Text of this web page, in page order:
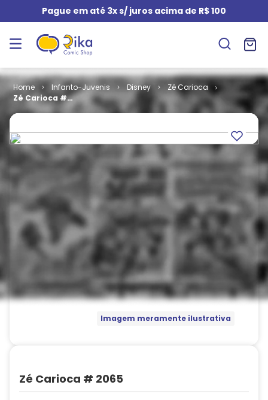
Pague em até 3x s/ juros acima de R$ 100
Infanto-Juvenis Disney
Zé Carioca
Zé Carioca #
2065
Imagem meramente ilustrativa
Zé Carioca # 2065